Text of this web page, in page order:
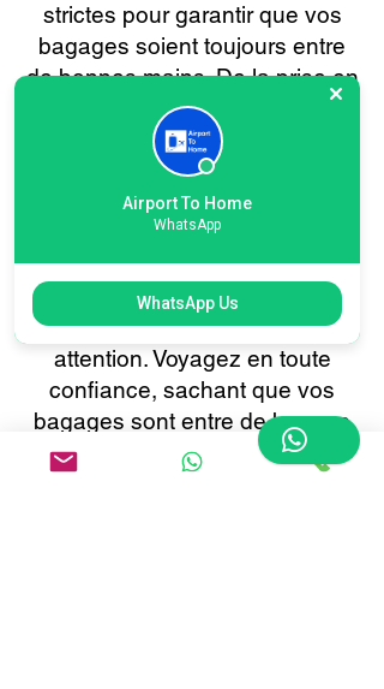
strictes pour garantir que vos
bagages soient toujours entre
de bonnes mains. De la prise en
charge à votre porte à la
livraison au Terminal 6 de
l'aéroport international de
Londres Heathrow, ou
inversement, vos effets
personnels sont gérés avec le
plus grand soin, la plus grande
sécurité et la plus grande
attention. Voyagez en toute
confiance, sachant que vos
bagages sont entre de bonnes
mains à chaque étape.
Airport To Home
WhatsApp
WhatsApp Us